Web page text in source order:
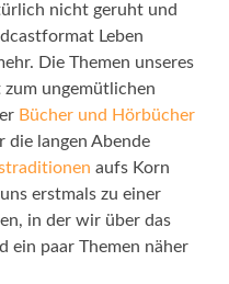
nicht geruht und
Leben
Die Themen unseres
zum ungemütlichen
Bücher und Hörbücher
die langen Abende
aufs Korn
erstmals zu einer
in der wir über das
ein paar Themen näher